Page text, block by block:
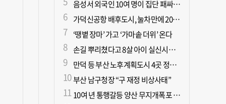
음성서 외국인 10여 명이 집단 패싸움하다 1명 사망
가덕신공항 배후도시, 눌차만에 2028년 착공
‘땡볕 장마’ 가고 ‘가마솥 더위’ 온다
손길 뿌리쳤다고 8살 아이 실신시킨 50대, 집유
만덕 등 부산 노후계획도시 4곳 정비기본계획 마련
부산 남구청장 “구 재정 비상사태”
10여 년 통행갈등 양산 무지개폭포 해결되나?